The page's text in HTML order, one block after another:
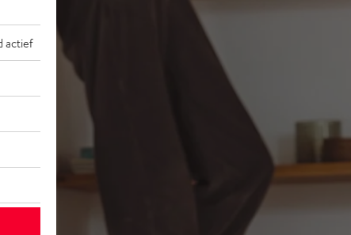
actief